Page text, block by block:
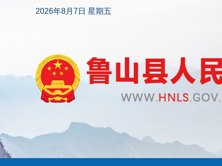
2026年8月7日 星期五